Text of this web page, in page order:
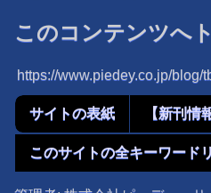
このコンテンツへ
https://www.piedey.co.jp/blog/
サイトの表紙 【新刊情
このサイトの全キーワード